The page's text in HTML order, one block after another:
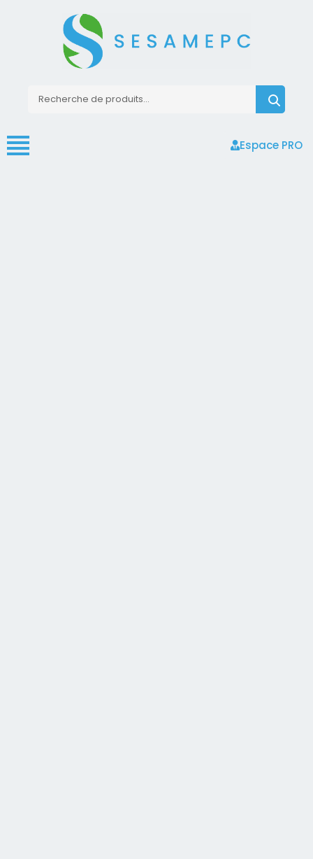
Espace PRO